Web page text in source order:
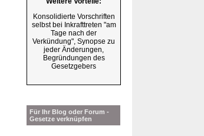
Konsolidierte Vorschriften
selbst bei Inkrafttreten "am
Tage nach der
Verkündung", Synopse zu
jeder Änderungen,
Begründungen des
Gesetzgebers
Für Ihr Blog oder Forum -
Gesetze verknüpfen